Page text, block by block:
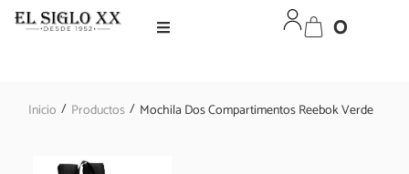
0
Inicio / Productos / Mochila Dos Compartimentos Reebok Verde